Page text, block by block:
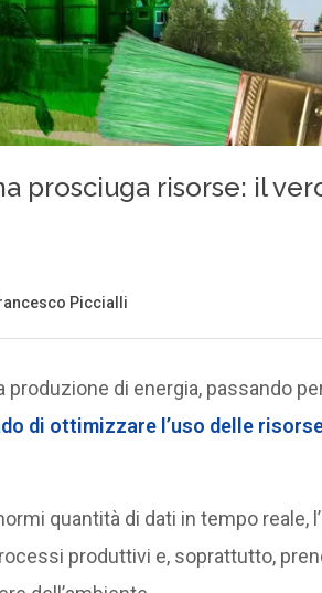
di energia, passando
di ottimizzare l’uso delle
quantità di dati in tempo reale,
produttivi e, soprattutto,